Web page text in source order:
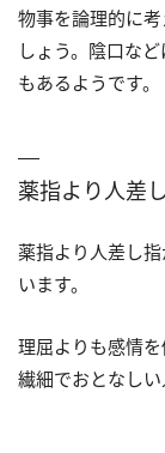
物事を論理的に
しょう。陰口な
もあるようです。
薬指より人差
薬指より人差し指
います。
理屈よりも感情を
繊細でおとなしい